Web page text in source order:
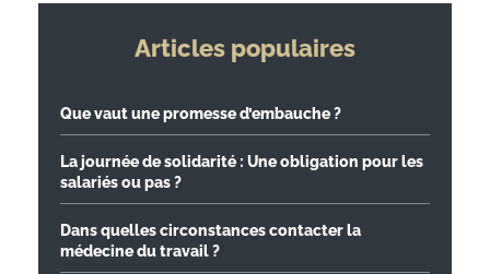
Articles populaires
Que vaut une promesse d’embauche ?
La journée de solidarité : Une obligation pour les
salariés ou pas ?
Dans quelles circonstances contacter la
médecine du travail ?